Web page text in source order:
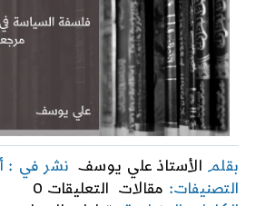
بقلم الأستاذ علي يوسف نشر في :
التصنيفات: مقالات التعليقات 0